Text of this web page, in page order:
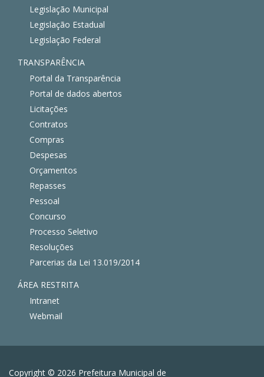
Legislação Municipal
Legislação Estadual
Legislação Federal
TRANSPARÊNCIA
Portal da Transparência
Portal de dados abertos
Licitações
Contratos
Compras
Despesas
Orçamentos
Repasses
Pessoal
Concurso
Processo Seletivo
Resoluções
Parcerias da Lei 13.019/2014
ÁREA RESTRITA
Intranet
Webmail
Copyright © 2026 Prefeitura Municipal de